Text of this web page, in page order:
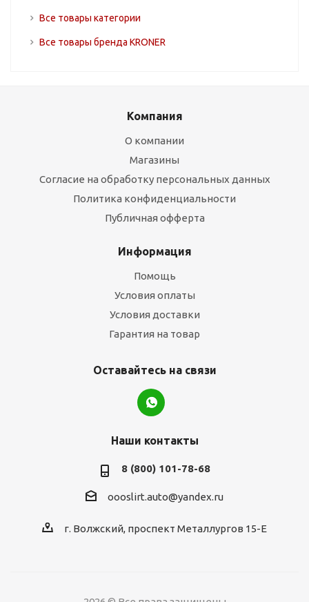
Все товары категории
Все товары бренда KRONER
Компания
О компании
Магазины
Согласие на обработку персональных данных
Политика конфиденциальности
Публичная офферта
Информация
Помощь
Условия оплаты
Условия доставки
Гарантия на товар
Оставайтесь на связи
Наши контакты
8 (800) 101-78-68
oooslirt.auto@yandex.ru
г. Волжский, проспект Металлургов 15-Е